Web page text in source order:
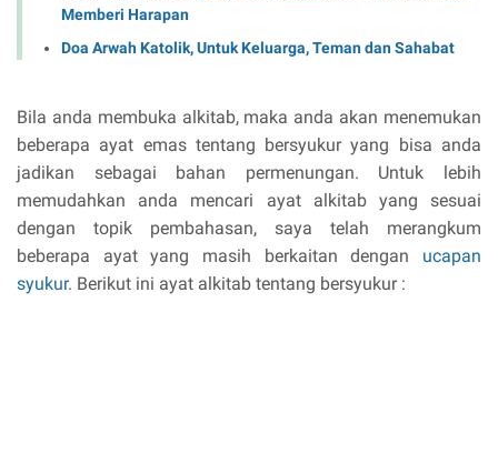
Memberi Harapan
Doa Arwah Katolik, Untuk Keluarga, Teman dan Sahabat
Bila anda membuka alkitab, maka anda akan menemukan
beberapa ayat emas tentang bersyukur yang bisa anda
jadikan sebagai bahan permenungan. Untuk lebih
memudahkan anda mencari ayat alkitab yang sesuai
dengan topik pembahasan, saya telah merangkum
beberapa ayat yang masih berkaitan dengan ucapan
syukur. Berikut ini ayat alkitab tentang bersyukur :